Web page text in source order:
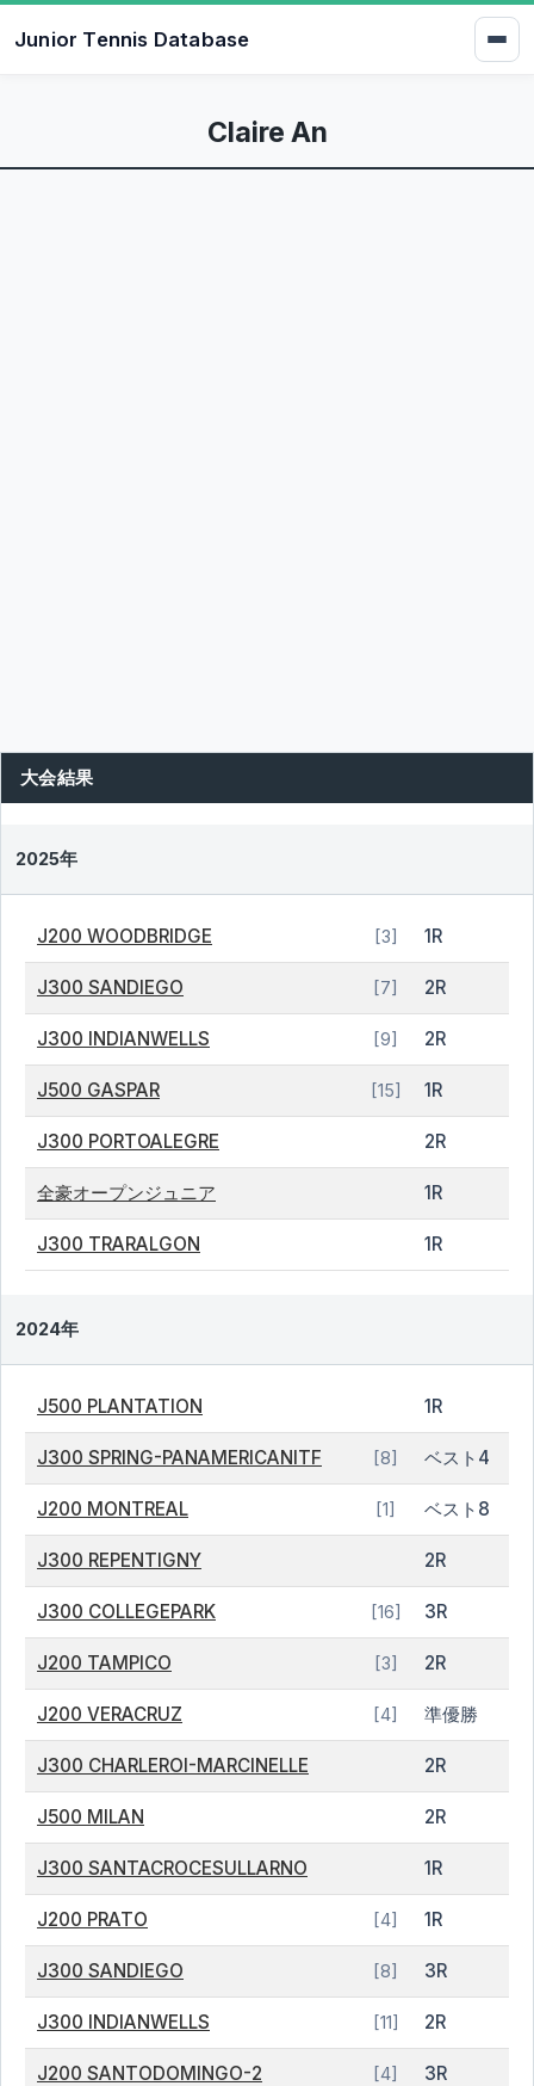
Junior Tennis Database
Claire An
大会結果
2025年
J200 WOODBRIDGE [3] 1R
J300 SANDIEGO [7] 2R
J300 INDIANWELLS [9] 2R
J500 GASPAR [15] 1R
J300 PORTOALEGRE 2R
全豪オープンジュニア 1R
J300 TRARALGON 1R
2024年
J500 PLANTATION 1R
J300 SPRING-PANAMERICANITF [8] ベスト4
J200 MONTREAL [1] ベスト8
J300 REPENTIGNY 2R
J300 COLLEGEPARK [16] 3R
J200 TAMPICO [3] 2R
J200 VERACRUZ [4] 準優勝
J300 CHARLEROI-MARCINELLE 2R
J500 MILAN 2R
J300 SANTACROCESULLARNO 1R
J200 PRATO [4] 1R
J300 SANDIEGO [8] 3R
J300 INDIANWELLS [11] 2R
J200 SANTODOMINGO-2 [4] 3R